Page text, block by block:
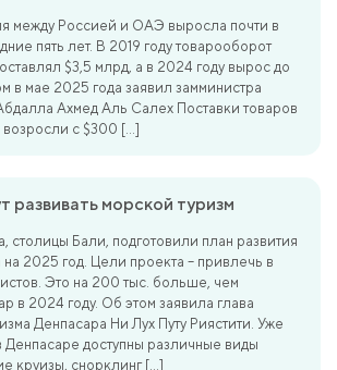
между Россией и ОАЭ выросла почти в
пять лет. В 2019 году товарооборот
$3,5 млрд, а в 2024 году вырос до
в мае 2025 года заявил замминистра
Ахмед Аль Салех Поставки товаров
с $300 […]
развивать морской туризм
столицы Бали, подготовили план развития
на 2025 год. Цели проекта – привлечь в
Это на 200 тыс. больше, чем
в 2024 году. Об этом заявила глава
Денпасара Ни Лух Путу Риястити. Уже
Денпасаре доступны различные виды
круизы, снорклинг […]